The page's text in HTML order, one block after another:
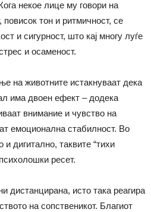
некое лице му говори на
повисок тон и ритмичност, се
и сигурност, што кај многу луѓе
и осаменост.
на животните истакнуваат дека
има двоен ефект – додека
внимание и чувство на
емоционална стабилност. Во
дигитално, таквите “тихи
ресет.
дистанцирана, исто така реагира
на сопственикот. Благиот